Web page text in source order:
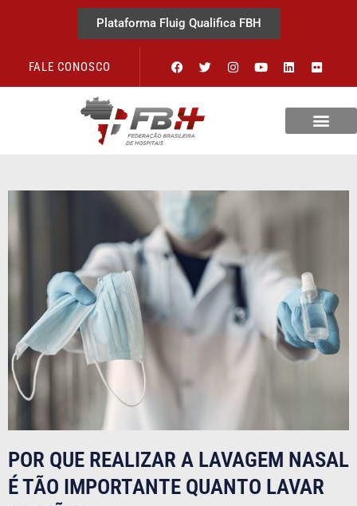
Plataforma Fluig Qualifica FBH
FALE CONOSCO
POR QUE REALIZAR A LAVAGEM NASAL
É TÃO IMPORTANTE QUANTO LAVAR